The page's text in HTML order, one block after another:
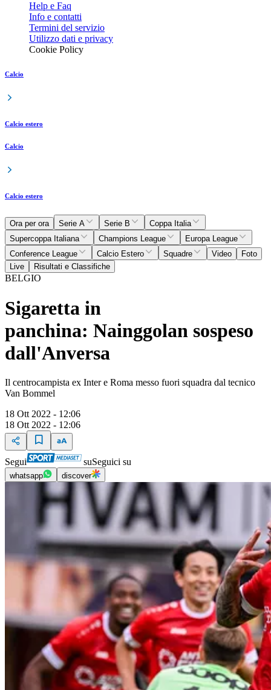
Help e Faq
Info e contatti
Termini del servizio
Utilizzo dati e privacy
Cookie Policy
Calcio
Calcio estero
Calcio
Calcio estero
Ora per ora Serie A Serie B
Coppa Italia
Supercoppa Italiana
Champions League
Europa League
Conference League
Calcio Estero Squadre Video
Foto
Live
Risultati e Classifiche
BELGIO
Sigaretta in
panchina: Nainggolan sospeso
dall'Anversa
Il centrocampista ex Inter e Roma messo fuori squadra dal tecnico
Van Bommel
18 Ott 2022 - 12:06
18 Ott 2022 - 12:06
Segui suSeguici su
whatsapp discover